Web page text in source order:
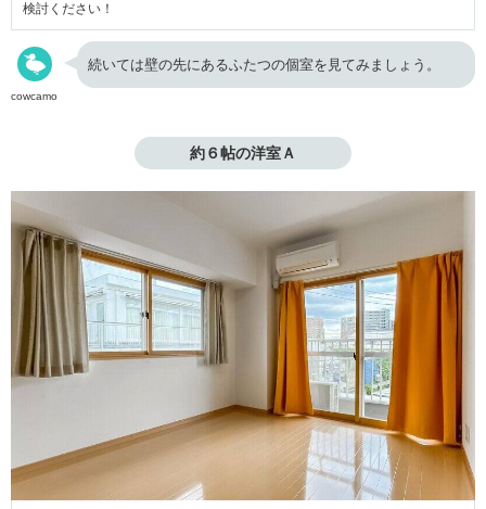
検討ください！
cowcamo
続いては壁の先にあるふたつの個室を見てみましょう。
約６帖の洋室Ａ